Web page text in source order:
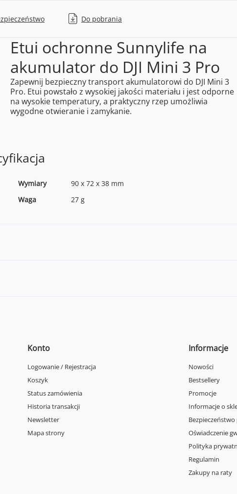
Do pobrania
Etui ochronne Sunnylife na
akumulator do DJI Mini 3 Pro
Zapewnij bezpieczny transport akumulatorowi do DJI Mini 3
Pro. Etui powstało z wysokiej jakości materiału i jest odporne
na wysokie temperatury, a praktyczny rzep umożliwia
wygodne otwieranie i zamykanie.
Wymiary
90 x 72 x 38 mm
Waga
27 g
Konto
Logowanie / Rejestracja
Koszyk
Status zamówienia
Historia transakcji
Newsletter
Mapa strony
Informacje
Nowości
Bestsellery
Promocje
Informacje o
Oświadczenie
Polityka
Regulamin
Zakupy na raty